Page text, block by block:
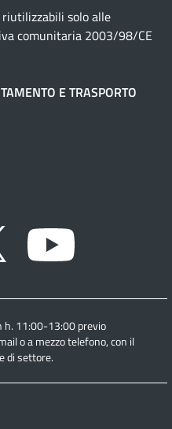
solo alle
comunitaria 2003/98/CE
E TRASPORTO
Twitter
h. 11:00-13:00 previo
o a mezzo telefono, con il
di settore.